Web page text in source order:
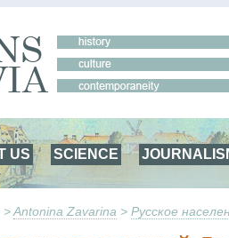
US SCIENCE
>Antonina Zavarina > Русское